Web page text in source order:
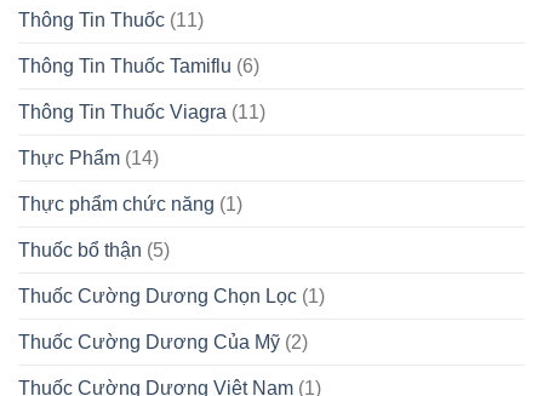
Thông Tin Thuốc (11)
Thông Tin Thuốc Tamiflu (6)
Thông Tin Thuốc Viagra (11)
Thực Phẩm (14)
Thực phẩm chức năng (1)
Thuốc bổ thận (5)
Thuốc Cường Dương Chọn Lọc (1)
Thuốc Cường Dương Của Mỹ (2)
Thuốc Cường Dương Việt Nam (1)